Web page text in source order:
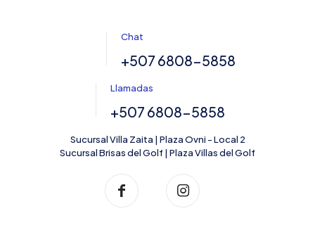
Chat
+507 6808-5858
Llamadas
+507 6808-5858
Sucursal Villa Zaita | Plaza Ovni - Local 2
Sucursal Brisas del Golf | Plaza Villas del Golf